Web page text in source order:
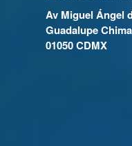
Av Miguel Ángel
Guadalupe
01050 CDMX